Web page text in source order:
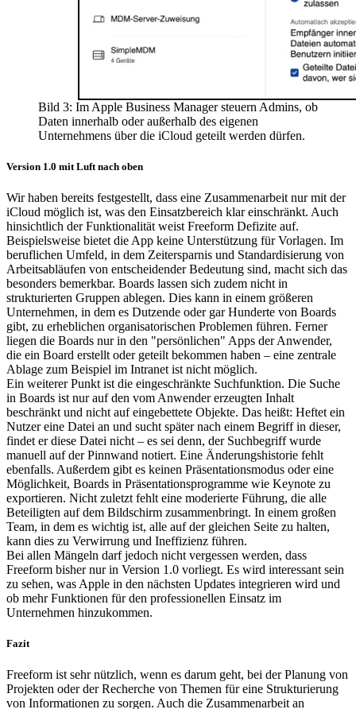
Bild 3: Im Apple Business Manager steuern Admins, ob
Daten innerhalb oder außerhalb des eigenen
Unternehmens über die iCloud geteilt werden dürfen.
Version 1.0 mit Luft nach oben
Wir haben bereits festgestellt, dass eine Zusammenarbeit nur mit der
iCloud möglich ist, was den Einsatzbereich klar einschränkt. Auch
hinsichtlich der Funktionalität weist Freeform Defizite auf.
Beispielsweise bietet die App keine Unterstützung für Vorlagen. Im
beruflichen Umfeld, in dem Zeitersparnis und Standardisierung von
Arbeitsabläufen von entscheidender Bedeutung sind, macht sich das
besonders bemerkbar. Boards lassen sich zudem nicht in
strukturierten Gruppen ablegen. Dies kann in einem größeren
Unternehmen, in dem es Dutzende oder gar Hunderte von Boards
gibt, zu erheblichen organisatorischen Problemen führen. Ferner
liegen die Boards nur in den "persönlichen" Apps der Anwender,
die ein Board erstellt oder geteilt bekommen haben – eine zentrale
Ablage zum Beispiel im Intranet ist nicht möglich.
Ein weiterer Punkt ist die eingeschränkte Suchfunktion. Die Suche
in Boards ist nur auf den vom Anwender erzeugten Inhalt
beschränkt und nicht auf eingebettete Objekte. Das heißt: Heftet ein
Nutzer eine Datei an und sucht später nach einem Begriff in dieser,
findet er diese Datei nicht – es sei denn, der Suchbegriff wurde
manuell auf der Pinnwand notiert. Eine Änderungshistorie fehlt
ebenfalls. Außerdem gibt es keinen Präsentationsmodus oder eine
Möglichkeit, Boards in Präsentationsprogramme wie Keynote zu
exportieren. Nicht zuletzt fehlt eine moderierte Führung, die alle
Beteiligten auf dem Bildschirm zusammenbringt. In einem großen
Team, in dem es wichtig ist, alle auf der gleichen Seite zu halten,
kann dies zu Verwirrung und Ineffizienz führen.
Bei allen Mängeln darf jedoch nicht vergessen werden, dass
Freeform bisher nur in Version 1.0 vorliegt. Es wird interessant sein
zu sehen, was Apple in den nächsten Updates integrieren wird und
ob mehr Funktionen für den professionellen Einsatz im
Unternehmen hinzukommen.
Fazit
Freeform ist sehr nützlich, wenn es darum geht, bei der Planung von
Projekten oder der Recherche von Themen für eine Strukturierung
von Informationen zu sorgen. Auch die Zusammenarbeit an